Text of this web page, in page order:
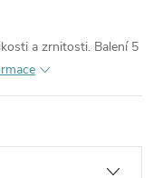
a zrnitosti. Balení 5